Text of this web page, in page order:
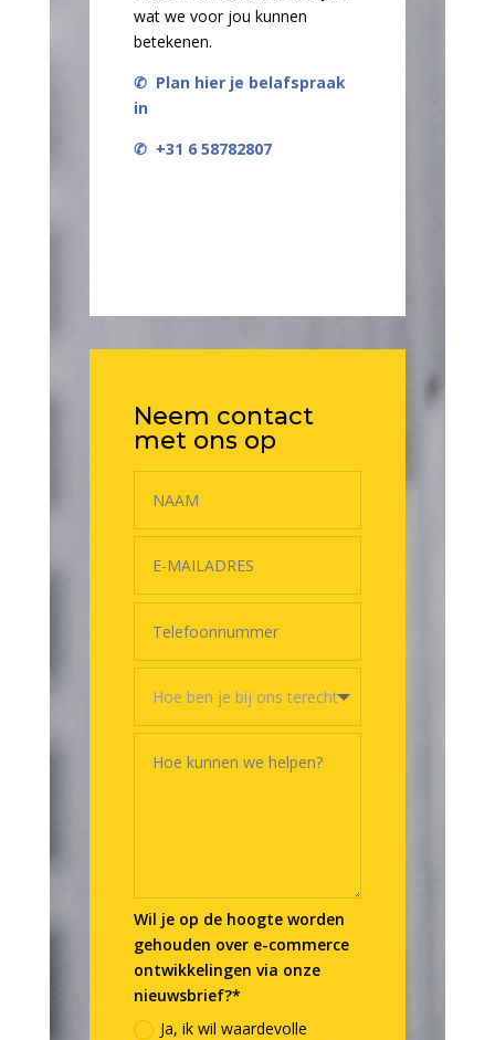
wat we voor jou kunnen
betekenen.
✆Plan hier je belafspraak
in
✆ +31 6 58782807
Neem contact
met ons op
Wil je op de hoogte worden
gehouden over e-commerce
ontwikkelingen via onze
nieuwsbrief?*
Ja, ik wil waardevolle